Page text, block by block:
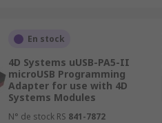
En stock
4D Systems uUSB-PA5-II
microUSB Programming
Adapter for use with 4D
Systems Modules
N° de stock RS 841-7872